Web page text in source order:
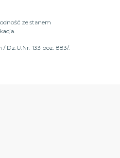
ze stanem
Dz.U.Nr. 133 poz. 883/.